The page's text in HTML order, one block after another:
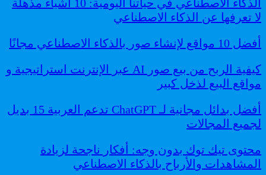
الذكاء الاصطناعي في حياتنا اليومية: 10 أشياء مذهلة
لا تعرفها عن الذكاء الاصطناعي
أفضل 10 مواقع لإنشاء صور بالذكاء الاصطناعي مجانًا
كيفية الربح من بيع صور AI عبر الإنترنت استراتيجية و
مواقع البيع لذخل كبير
أفضل بدائل مجانية لـ ChatGPT تدعم العربية 15 بديل
لجميع المجالات
محتوى تيك توك بدون وجه: أفكار ناجحة لزيادة
المشاهدات والأرباح بالذكاء الاصطناعي